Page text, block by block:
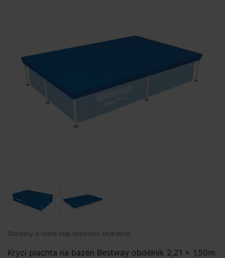
Obrázky a videa mají ilustrační charakter.
Krycí plachta na bazén Bestway obdélník 2,21 x 1,50m.